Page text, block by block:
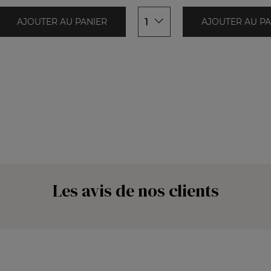
AJOUTER AU PANIER 1 AJOUTER AU
Les avis de nos clients